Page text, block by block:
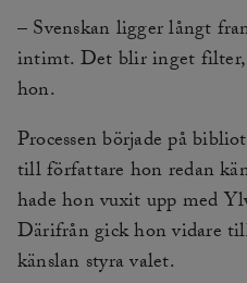
– Svenskan ligger långt
intimt. Det blir inget filter,
hon.
Processen började på
till författare hon redan
hade hon vuxit upp med
Därifrån gick hon vidare
känslan styra valet.